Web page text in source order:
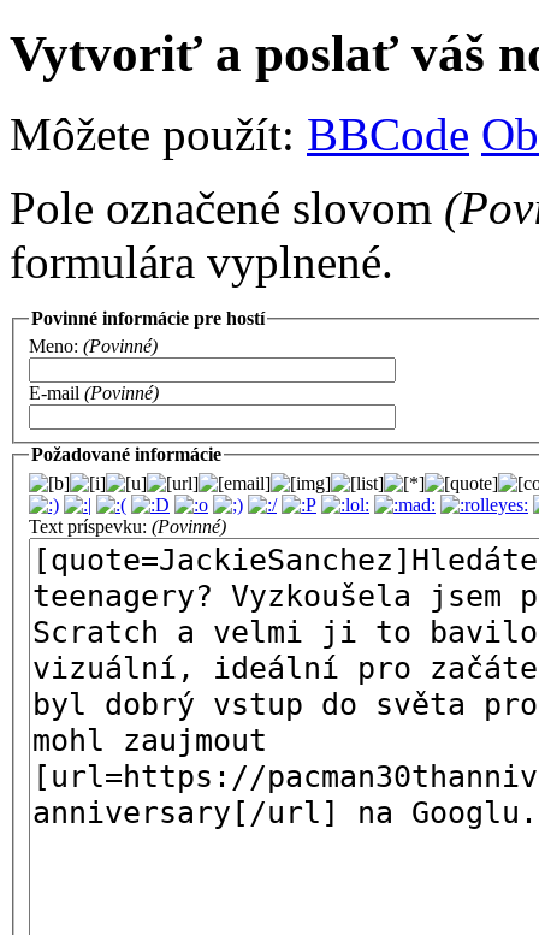
Vytvoriť a poslať váš
Môžete použít: BBCode
Pole označené slovom
formulára vyplnené.
Povinné informácie pre hostí
Meno: (Povinné)
E-mail (Povinné)
Požadované informácie
Text príspevku: (Povinné)